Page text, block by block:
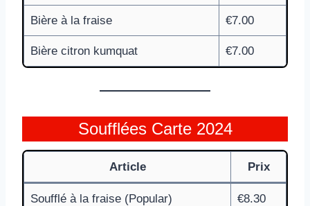
Bière à la fraise €7.00
Bière citron kumquat €7.00
Soufflées Carte 2024
Article Prix
Soufflé à la fraise (Popular) €8.30